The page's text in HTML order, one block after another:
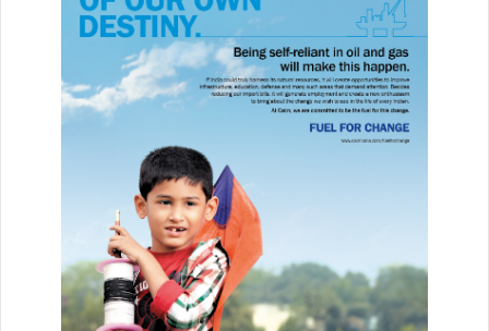
कार्यकाल में विज्ञापन वितरण और निविदा (टेंडर) प्रक्रिया में भारी अनियमितताएं
बरती गई हैं।विभाग में 40% से 50% तक कमीशनखोरी की शिकायतें सामने आई
हैं।इन वित्तीय अनियमितताओं की उच्च-स्तरीय जांच कराने की मांग की गई है।
दो दशक से एक ही पद पर बने रहने
पर सवाल।